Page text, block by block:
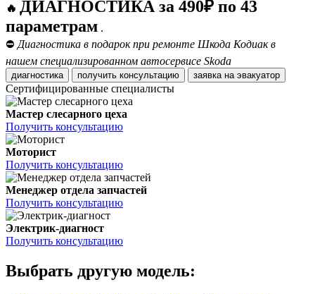
🔥 ДИАГНОСТИКА за 490₽ по 43
параметрам .
⛔ Диагностика в подарок при ремонте Шкода Кодиак в
нашем специализированном автосервисе Skoda
диагностика получить консультацию заявка на эвакуатор
Сертифицированные специалисты
Мастер слесарного цеха
Получить консультацию
Моторист
Получить консультацию
Менеджер отдела запчастей
Получить консультацию
Электрик-диагност
Получить консультацию
Выбрать другую модель: